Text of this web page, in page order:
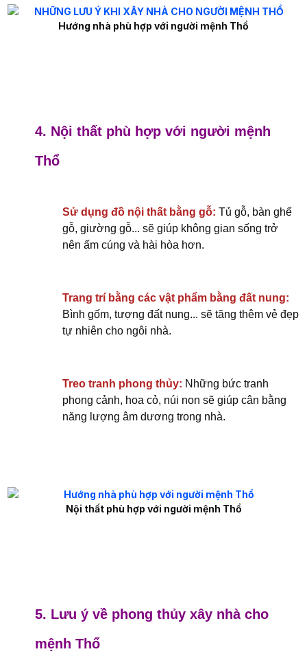
Hướng nhà phù hợp với người mệnh Thổ
4. Nội thất phù hợp với người mệnh
Thổ
Sử dụng đồ nội thất bằng gỗ:Tủ gỗ, bàn ghế
gỗ, giường gỗ... sẽ giúp không gian sống trở
nên ấm cúng và hài hòa hơn.
Trang trí bằng các vật phẩm bằng đất nung:
Bình gốm, tượng đất nung... sẽ tăng thêm vẻ đẹp
tự nhiên cho ngôi nhà.
Treo tranh phong thủy: Những bức tranh
phong cảnh, hoa cỏ, núi non sẽ giúp cân bằng
năng lượng âm dương trong nhà.
Nội thất phù hợp với người mệnh Thổ
5. Lưu ý về phong thủy xây nhà cho
mệnh Thổ